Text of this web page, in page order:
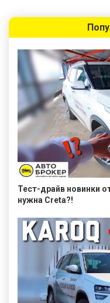
Тест-драйв новинки
нужна Creta?!